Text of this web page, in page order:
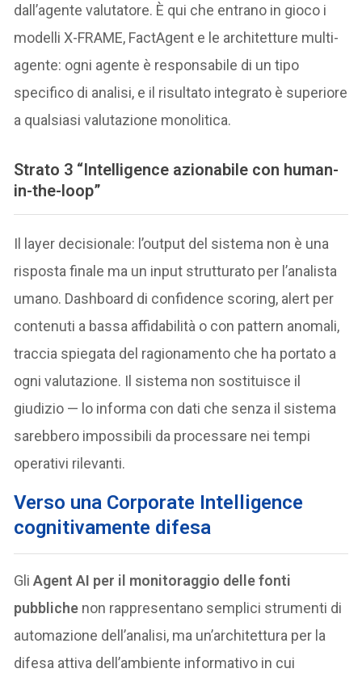
dall’agente valutatore. È qui che entrano in gioco i
modelli X-FRAME, FactAgent e le architetture multi-
agente: ogni agente è responsabile di un tipo
specifico di analisi, e il risultato integrato è superiore
a qualsiasi valutazione monolitica.
Strato 3 “Intelligence azionabile con human-
in-the-loop”
Il layer decisionale: l’output del sistema non è una
risposta finale ma un input strutturato per l’analista
umano. Dashboard di confidence scoring, alert per
contenuti a bassa affidabilità o con pattern anomali,
traccia spiegata del ragionamento che ha portato a
ogni valutazione. Il sistema non sostituisce il
giudizio — lo informa con dati che senza il sistema
sarebbero impossibili da processare nei tempi
operativi rilevanti.
Verso una Corporate Intelligence
cognitivamente difesa
GliAgent AI per il monitoraggio delle fonti
pubbliche non rappresentano semplici strumenti di
automazione dell’analisi, ma un’architettura per la
difesa attiva dell’ambiente informativo in cui